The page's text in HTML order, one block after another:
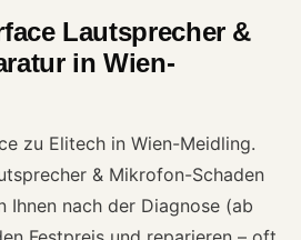
Lautsprecher &
in Wien-
zu Elitech in Wien-Meidling.
& Mikrofon-Schaden
Ihnen nach der Diagnose (ab